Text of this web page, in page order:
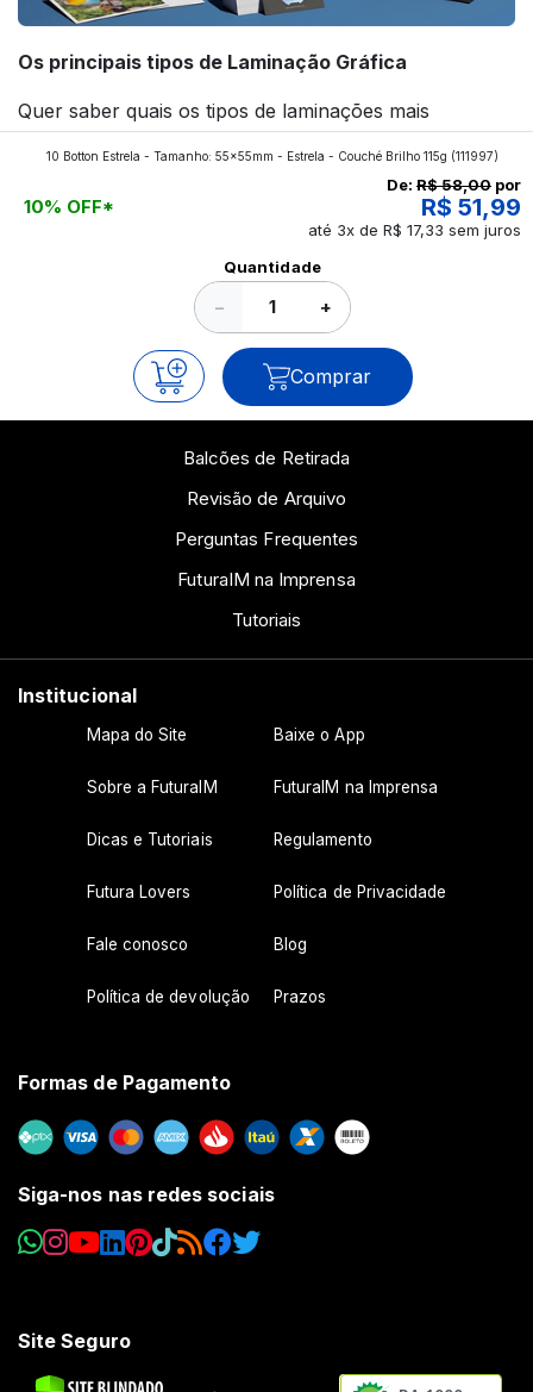
Os principais tipos de Laminação Gráfica
Quer saber quais os tipos de laminações mais
aplicados nos impressos da gráfica FuturaIM? Então,
continue a leitura que vamos revelar para você!
10 Botton Estrela - Tamanho: 55x55mm - Estrela - Couché Brilho 115g (111997)
10% OFF*
De: R$ 58,00 por
R$ 51,99
até 3x de R$ 17,33 sem juros
Quantidade
− +
Comprar
Balcões de Retirada
Revisão de Arquivo
Perguntas Frequentes
FuturaIM na Imprensa
Tutoriais
Institucional
Mapa do Site Baixe o App
Sobre a FuturaIM FuturaIM na Imprensa
Dicas e Tutoriais Regulamento
Futura Lovers Política de Privacidade
Fale conosco Blog
Política de devolução Prazos
Formas de Pagamento
Siga-nos nas redes sociais
Site Seguro